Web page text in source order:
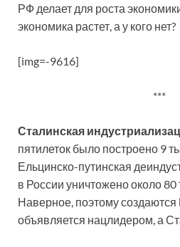
РФ делает для роста
экономика растет, а у кого нет?
[img=-9616]
***
Сталинская
пятилеток было построено 9
Ельцинско-путинская
в России уничтожено около
Наверное, поэтому
объявляется нацлидером, а